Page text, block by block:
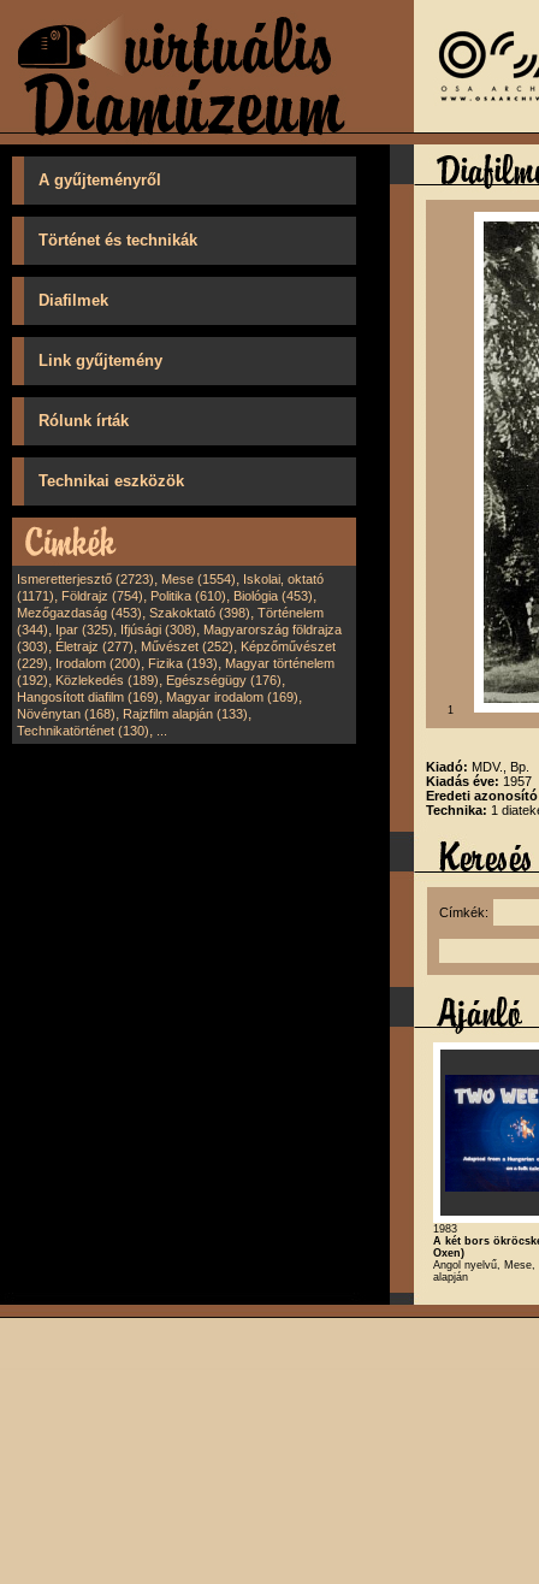
A gyűjteményről
Történet és technikák
Diafilmek
Link gyűjtemény
Rólunk írták
Technikai eszközök
Ismeretterjesztő (2723), Mese (1554), Iskolai, oktató
(1171), Földrajz (754), Politika (610), Biológia (453),
Mezőgazdaság (453), Szakoktató (398), Történelem
(344), Ipar (325), Ifjúsági (308), Magyarország földrajza
(303), Életrajz (277), Művészet (252), Képzőművészet
(229), Irodalom (200), Fizika (193), Magyar történelem
(192), Közlekedés (189), Egészségügy (176),
Hangosított diafilm (169), Magyar irodalom (169),
Növénytan (168), Rajzfilm alapján (133),
Technikatörténet (130),
1
Kiadó: MDV., Bp.
Kiadás éve: 1957
Eredeti
Technika: 1
Címkék:
1983
A két bors
Oxen)
Angol nyelvű, Mese,
alapján